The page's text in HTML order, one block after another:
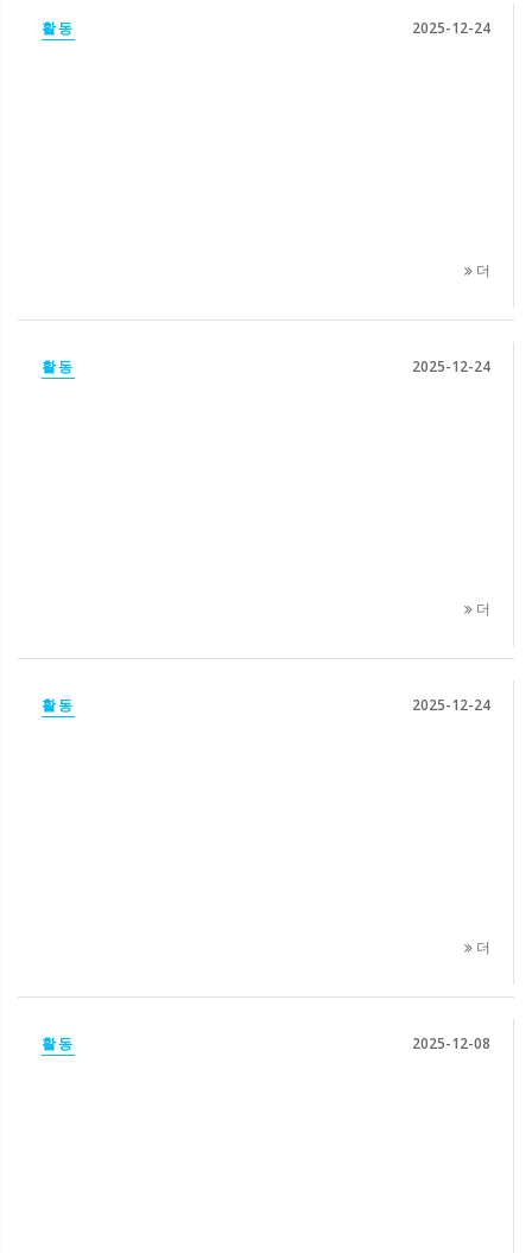
활동 2025-12-24
더
활동 2025-12-24
더
활동 2025-12-24
더
활동 2025-12-08